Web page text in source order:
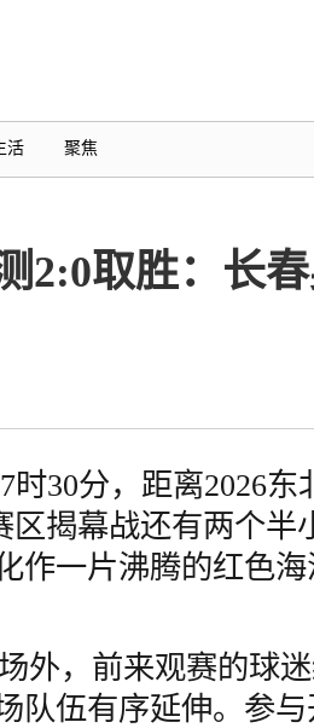
活 聚焦
2:0取胜：长
时30分，距离2026
区揭幕战还有两个半
作一片沸腾的红色
外，前来观赛的球
队伍有序延伸。参